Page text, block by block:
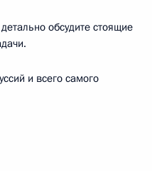
обсудите стоящие
и всего самого